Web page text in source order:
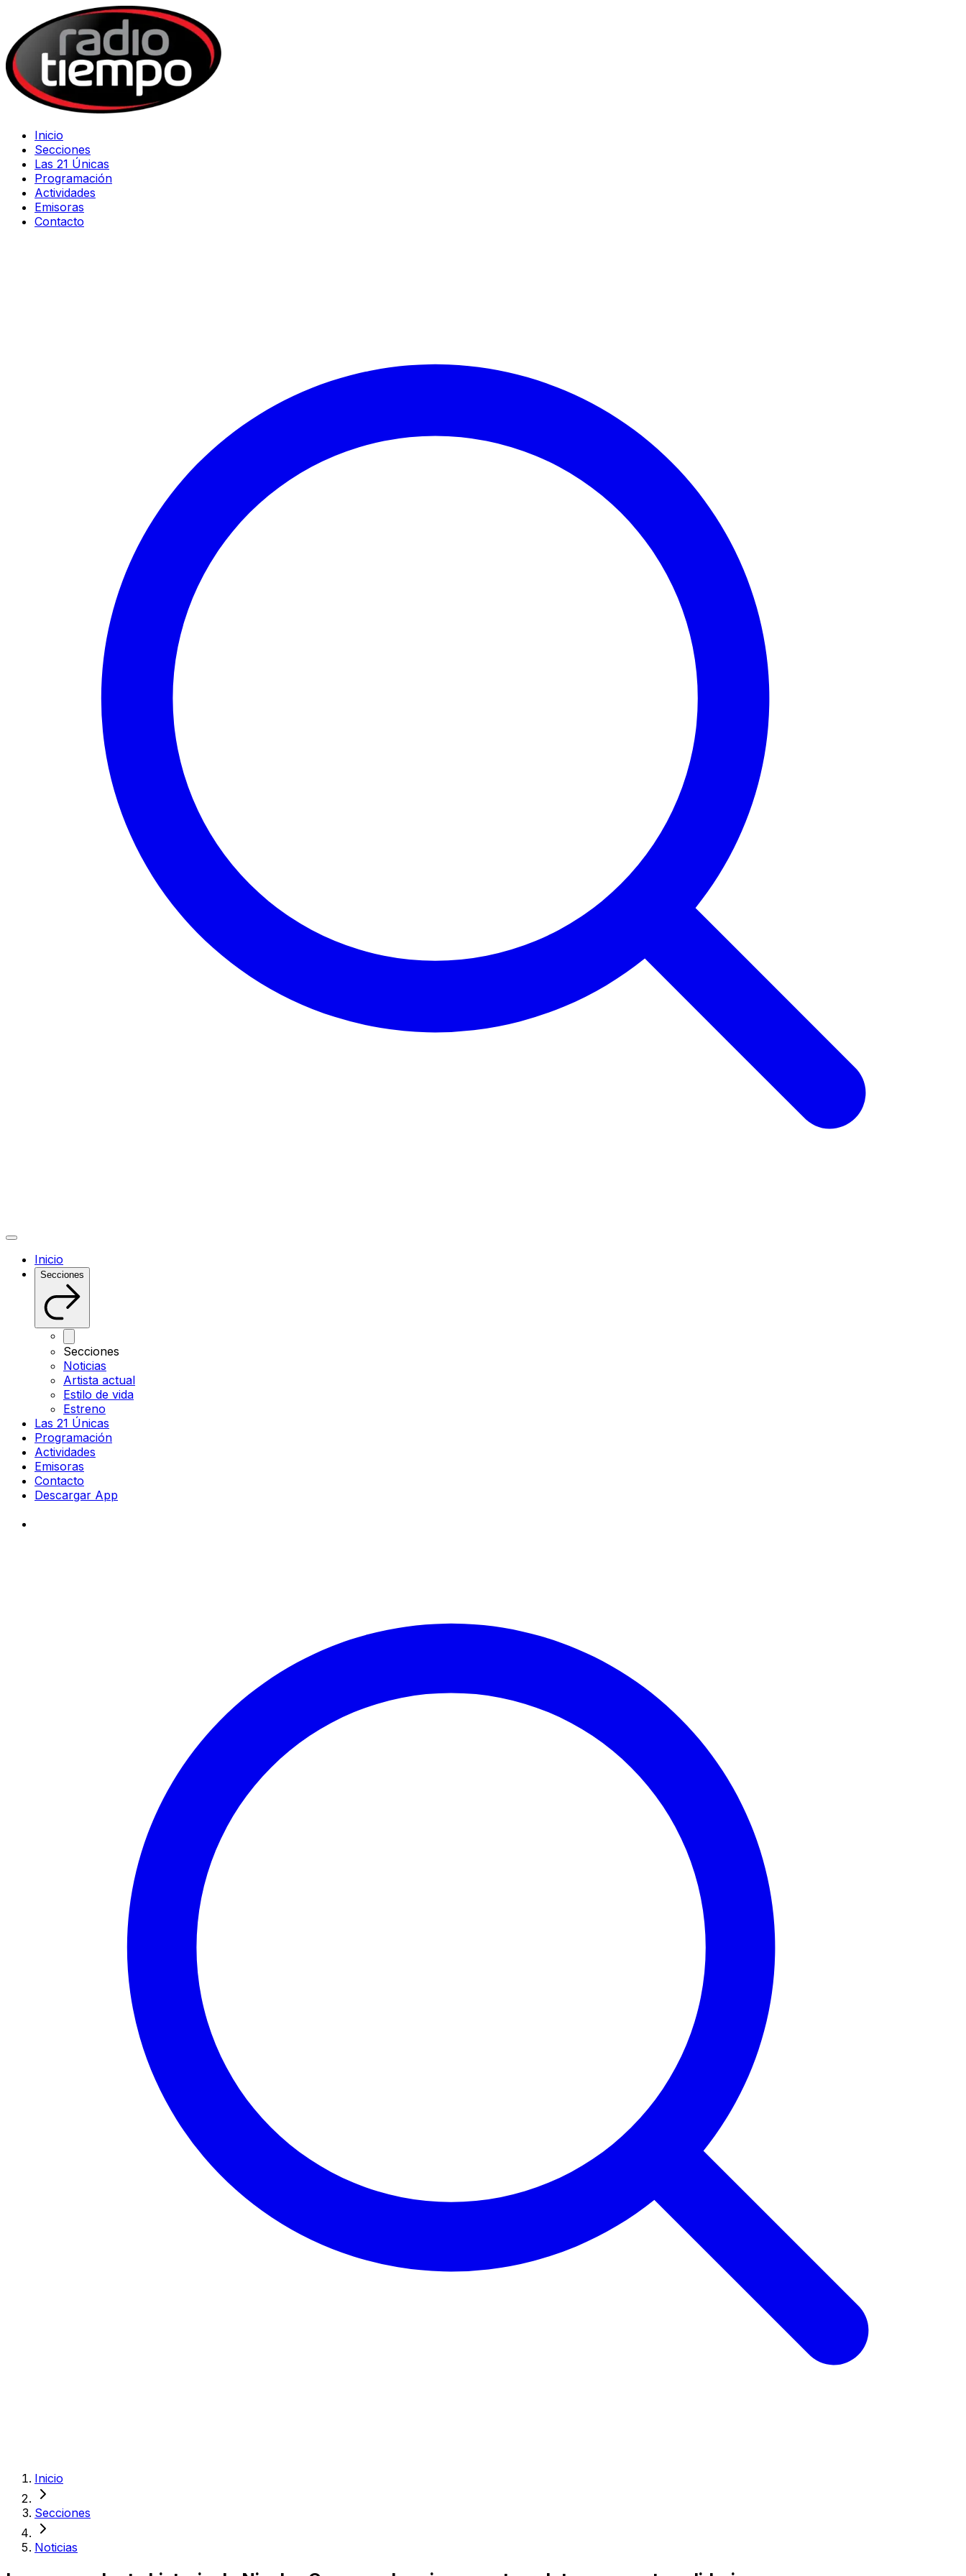
Inicio
Secciones
Las 21 Únicas
Programación
Actividades
Emisoras
Contacto
Inicio
Secciones
Secciones
Noticias
Artista actual
Estilo de vida
Estreno
Las 21 Únicas
Programación
Actividades
Emisoras
Contacto
Descargar App
Inicio
Secciones
Noticias